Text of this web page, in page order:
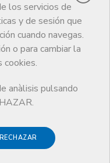
los servicios de
y de sesión que
cuando navegas.
o para cambiar la
cookies.
anàlisis pulsando
RECHAZAR
descomptes